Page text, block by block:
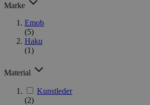
Marke
Emob
(5)
Haku
(1)
Material
Kunstleder
(2)